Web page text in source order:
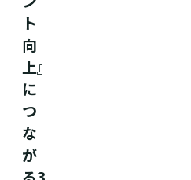
ト
向
上』
に
つ
な
が